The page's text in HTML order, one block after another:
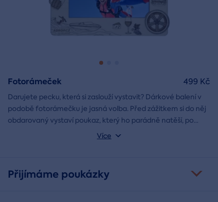
Fotorámeček
Darujete pecku, která si zaslouží vystavit? Dárkové balení v
podobě fotorámečku je jasná volba. Před zážitkem si do něj
obdarovaný vystaví poukaz, který ho parádně natěší, po
absolvování do rámečku poputuje fotka ze zážitku, která při
Můžete vybrat z motivů balónový, tunelový a univerzální
Více
499 Kč
Přijímáme poukázky